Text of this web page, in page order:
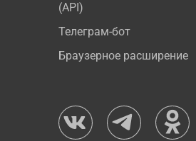
(API)
Телеграм-бот
Браузерное расширение